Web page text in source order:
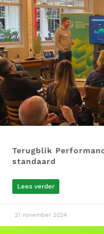
Terugblik
standaard
Lees verder
21 november 2024